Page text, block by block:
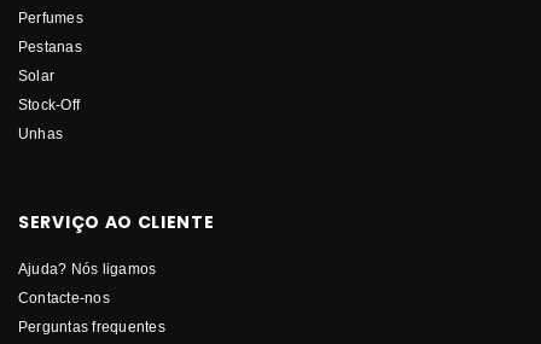
Perfumes
Pestanas
Solar
Stock-Off
Unhas
SERVIÇO AO CLIENTE
Ajuda? Nós ligamos
Contacte-nos
Perguntas frequentes